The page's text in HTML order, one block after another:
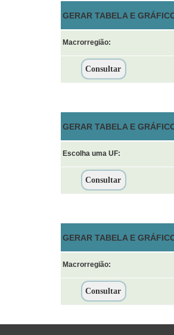
GERAR TABELA E
Macrorregião:
GERAR TABELA E
Escolha uma UF:
GERAR TABELA E
Macrorregião: